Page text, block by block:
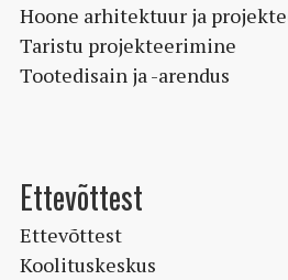
Hoone arhitektuur ja
Taristu projekteerimine
Tootedisain ja -arendus
Ettevõttest
Ettevõttest
Koolituskeskus